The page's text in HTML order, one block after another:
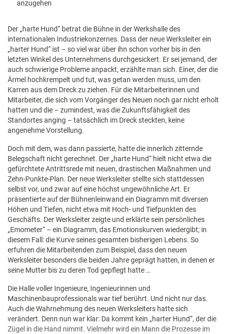
anzugehen
Der „harte Hund“ betrat die Bühne in der Werkshalle des
internationalen Industriekonzernes. Dass der neue Werksleiter ein
„harter Hund“ ist – so viel war über ihn schon vorher bis in den
letzten Winkel des Unternehmens durchgesickert. Er sei jemand, der
auch schwierige Probleme anpackt, erzählte man sich. Einer, der die
Ärmel hochkrempelt und tut, was getan werden muss, um den
Karren aus dem Dreck zu ziehen. Für die Mitarbeiterinnen und
Mitarbeiter, die sich vom Vorgänger des Neuen noch gar nicht erholt
hatten und die – zumindest, was die Zukunftsfähigkeit des
Standortes anging – tatsächlich im Dreck steckten, keine
angenehme Vorstellung.
Doch mit dem, was dann passierte, hatte die innerlich zitternde
Belegschaft nicht gerechnet. Der „harte Hund“ hielt nicht etwa die
gefürchtete Antrittsrede mit neuen, drastischen Maßnahmen und
Zehn-Punkte-Plan. Der neue Werksleiter stellte sich stattdessen
selbst vor, und zwar auf eine höchst ungewöhnliche Art. Er
präsentierte auf der Bühnenleinwand ein Diagramm mit diversen
Höhen und Tiefen, nicht etwa mit Hoch- und Tiefpunkten des
Geschäfts. Der Werksleiter zeigte und erklärte sein persönliches
„Emometer“ – ein Diagramm, das Emotionskurven wiedergibt; in
diesem Fall: die Kurve seines gesamten bisherigen Lebens. So
erfuhren die Mitarbeitenden zum Beispiel, dass den neuen
Werksleiter besonders die beiden Jahre geprägt hatten, in denen er
seine Mutter bis zu deren Tod gepflegt hatte …
Die Halle voller Ingenieure, Ingenieurinnen und
Maschinenbauprofessionals war tief berührt. Und nicht nur das.
Auch die Wahrnehmung des neuen Werksleiters hatte sich
verändert. Denn nun war klar: Da kommt kein „harter Hund“, der die
Zügel in die Hand nimmt. Vielmehr wird ein Mann die Prozesse im